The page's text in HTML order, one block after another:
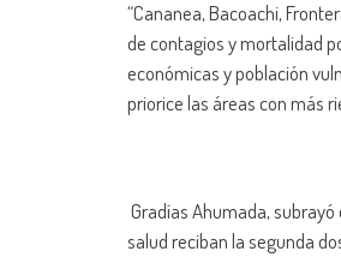
“Cananea, Bacoachi,
de contagios y mortalidad
económicas y población
priorice las áreas con más
Gradías Ahumada,
salud reciban la segunda